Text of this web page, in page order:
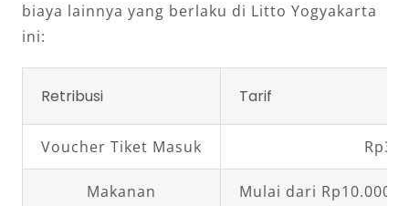
biaya lainnya yang berlaku di Litto Yogyakarta
ini:
Retribusi Tarif
Voucher Tiket Masuk
Makanan Mulai dari